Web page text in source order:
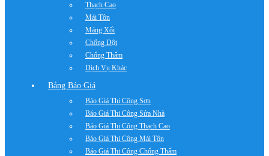
Thạch Cao
Mái Tôn
Máng Xối
Chống Dột
Chống Thấm
Dịch Vụ Khác
Bảng Báo Giá
Báo Giá Thi Công Sơn
Báo Giá Thi Công Sửa Nhà
Báo Giá Thi Công Thạch Cao
Báo Giá Thi Công Mái Tôn
Báo Giá Thi Công Chống Thấm